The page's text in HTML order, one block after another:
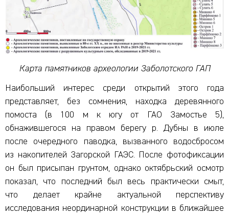
Карта памятников археологии Заболотского ГАП
Наибольший интерес среди открытий этого года
представляет, без сомнения, находка деревянного
помоста (в 100 м к югу от ГАО Замостье 5),
обнажившегося на правом берегу р. Дубны в июле
после очередного паводка, вызванного водосбросом
из накопителей Загорской ГАЭС. После фотофиксации
он был присыпан грунтом, однако октябрьский осмотр
показал, что последний был весь практически смыт,
что делает крайне актуальной перспективу
исследования неординарной конструкции в ближайшее